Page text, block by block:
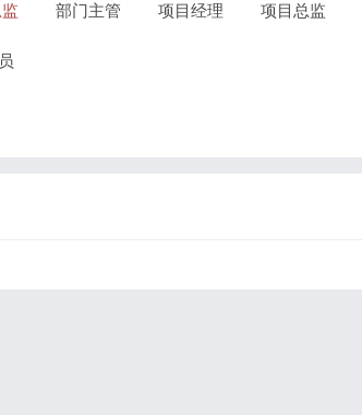
部门主管 项目经理 项目总监